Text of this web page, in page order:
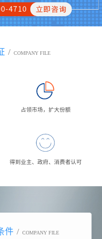
/ COMPANY FILE
占领市场，扩大份额
得到业主、政府、消费者认可
件 / COMPANY FILE